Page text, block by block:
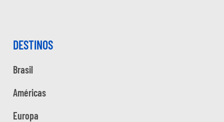
DESTINOS
Brasil
Américas
Europa